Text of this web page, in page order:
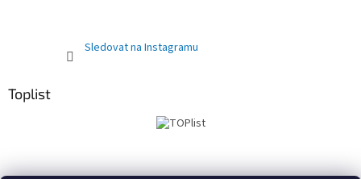
Sledovat na Instagramu
Toplist